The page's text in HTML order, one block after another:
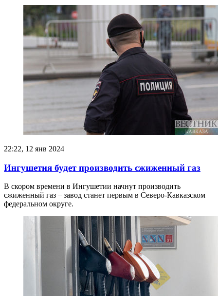
22:22, 12 янв 2024
Ингушетия будет производить сжиженный газ
В скором времени в Ингушетии начнут производить
сжиженный газ – завод станет первым в Северо-Кавказском
федеральном округе.